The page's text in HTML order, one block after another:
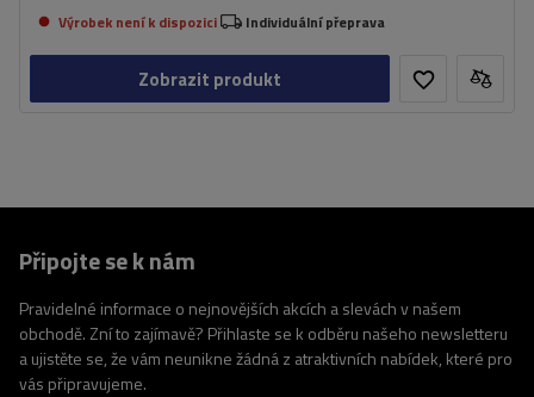
Výrobek není k dispozici
Individuální přeprava
Zobrazit produkt
Připojte se k nám
Pravidelné informace o nejnovějších akcích a slevách v našem
obchodě. Zní to zajímavě? Přihlaste se k odběru našeho newsletteru
a ujistěte se, že vám neunikne žádná z atraktivních nabídek, které pro
vás připravujeme.